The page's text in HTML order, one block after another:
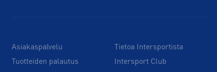
Asiakaspalvelu
Tuotteiden palautus
Tietoa Intersportista
Intersport Club